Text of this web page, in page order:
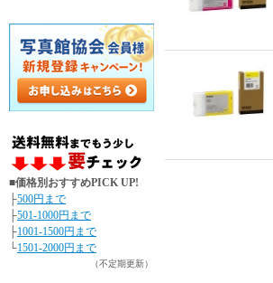
■価格別おすすめPICK UP!
├500円まで
├501-1000円まで
├1001-1500円まで
└1501-2000円まで
（不定期更新）